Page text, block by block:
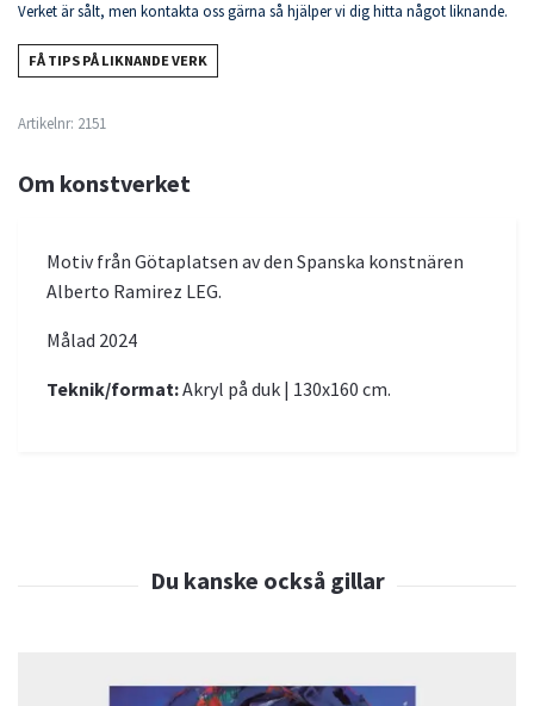
Verket är sålt, men kontakta oss gärna så hjälper vi dig hitta något liknande.
FÅ TIPS PÅ LIKNANDE VERK
Artikelnr: 2151
Om konstverket
Motiv från Götaplatsen av den Spanska konstnären
Alberto Ramirez LEG.
Målad 2024
Teknik/format:Akryl på duk | 130x160 cm.